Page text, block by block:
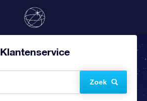
Klantenservice
Zoek